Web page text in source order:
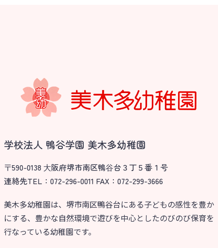
学校法人 鴨谷学園 美木多幼稚園
〒590-0138 ⼤阪府堺市南区鴨⾕台３丁５番１号
連絡先TEL：072-296-0011 FAX：072-299-3666
美木多幼稚園は、堺市南区鴨谷台にある子どもの感性を豊か
にする、豊かな自然環境で遊びを中心としたのびのび保育を
行なっている幼稚園です。